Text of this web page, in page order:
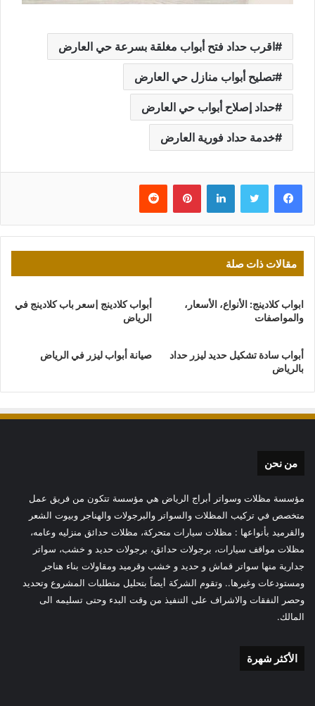
اقرب حداد فتح أبواب مغلقة بسرعة حي العارض
تصليح أبواب منازل حي العارض
حداد إصلاح أبواب حي العارض
خدمة حداد فورية العارض
فيسبوك تويتر لينكدإن بينتيريست
مقالات ذات صلة
ابواب كلادينج: الأنواع، الأسعار،
والمواصفات
أبواب كلادينج |سعر باب كلادينج في
الرياض
أبواب سادة تشكيل حديد ليزر حداد
بالرياض
صيانة أبواب ليزر في الرياض
من نحن
مؤسسة مظلات وسواتر أبراج الرياض هي مؤسسة تتكون من فريق عمل
متخصص في تركيب المظلات والسواتر والبرجولات والهناجر وبيوت الشعر
والقرميد بأنواعها : مظلات سيارات متحركة، مظلات حدائق منزليه وعامه،
مظلات مواقف سيارات، برجولات حدائق، برجولات حديد و خشب، سواتر
جدارية منها سواتر قماش و حديد و خشب وقرميد ومقاولات بناء هناجر
ومستودعات وغيرها.. وتقوم الشركة أيضاً بتحليل متطلبات المشروع وتحديد
وحصر النفقات والاشراف على التنفيذ من وقت البدء وحتى تسليمه الى
المالك.
الأكثر شهرة